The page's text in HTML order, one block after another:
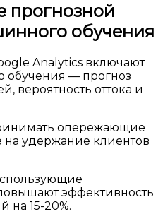
прогнозной
обучения
Analytics включают
обучения — прогноз
вероятность оттока и
опережающие
удержание клиентов
эффективность
на 15-20%.